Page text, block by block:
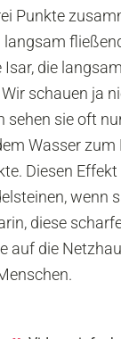
Punkte
Isar, die
schauen ja
sehen sie oft
Wasser zum
Diesen
wenn
diese
auf die